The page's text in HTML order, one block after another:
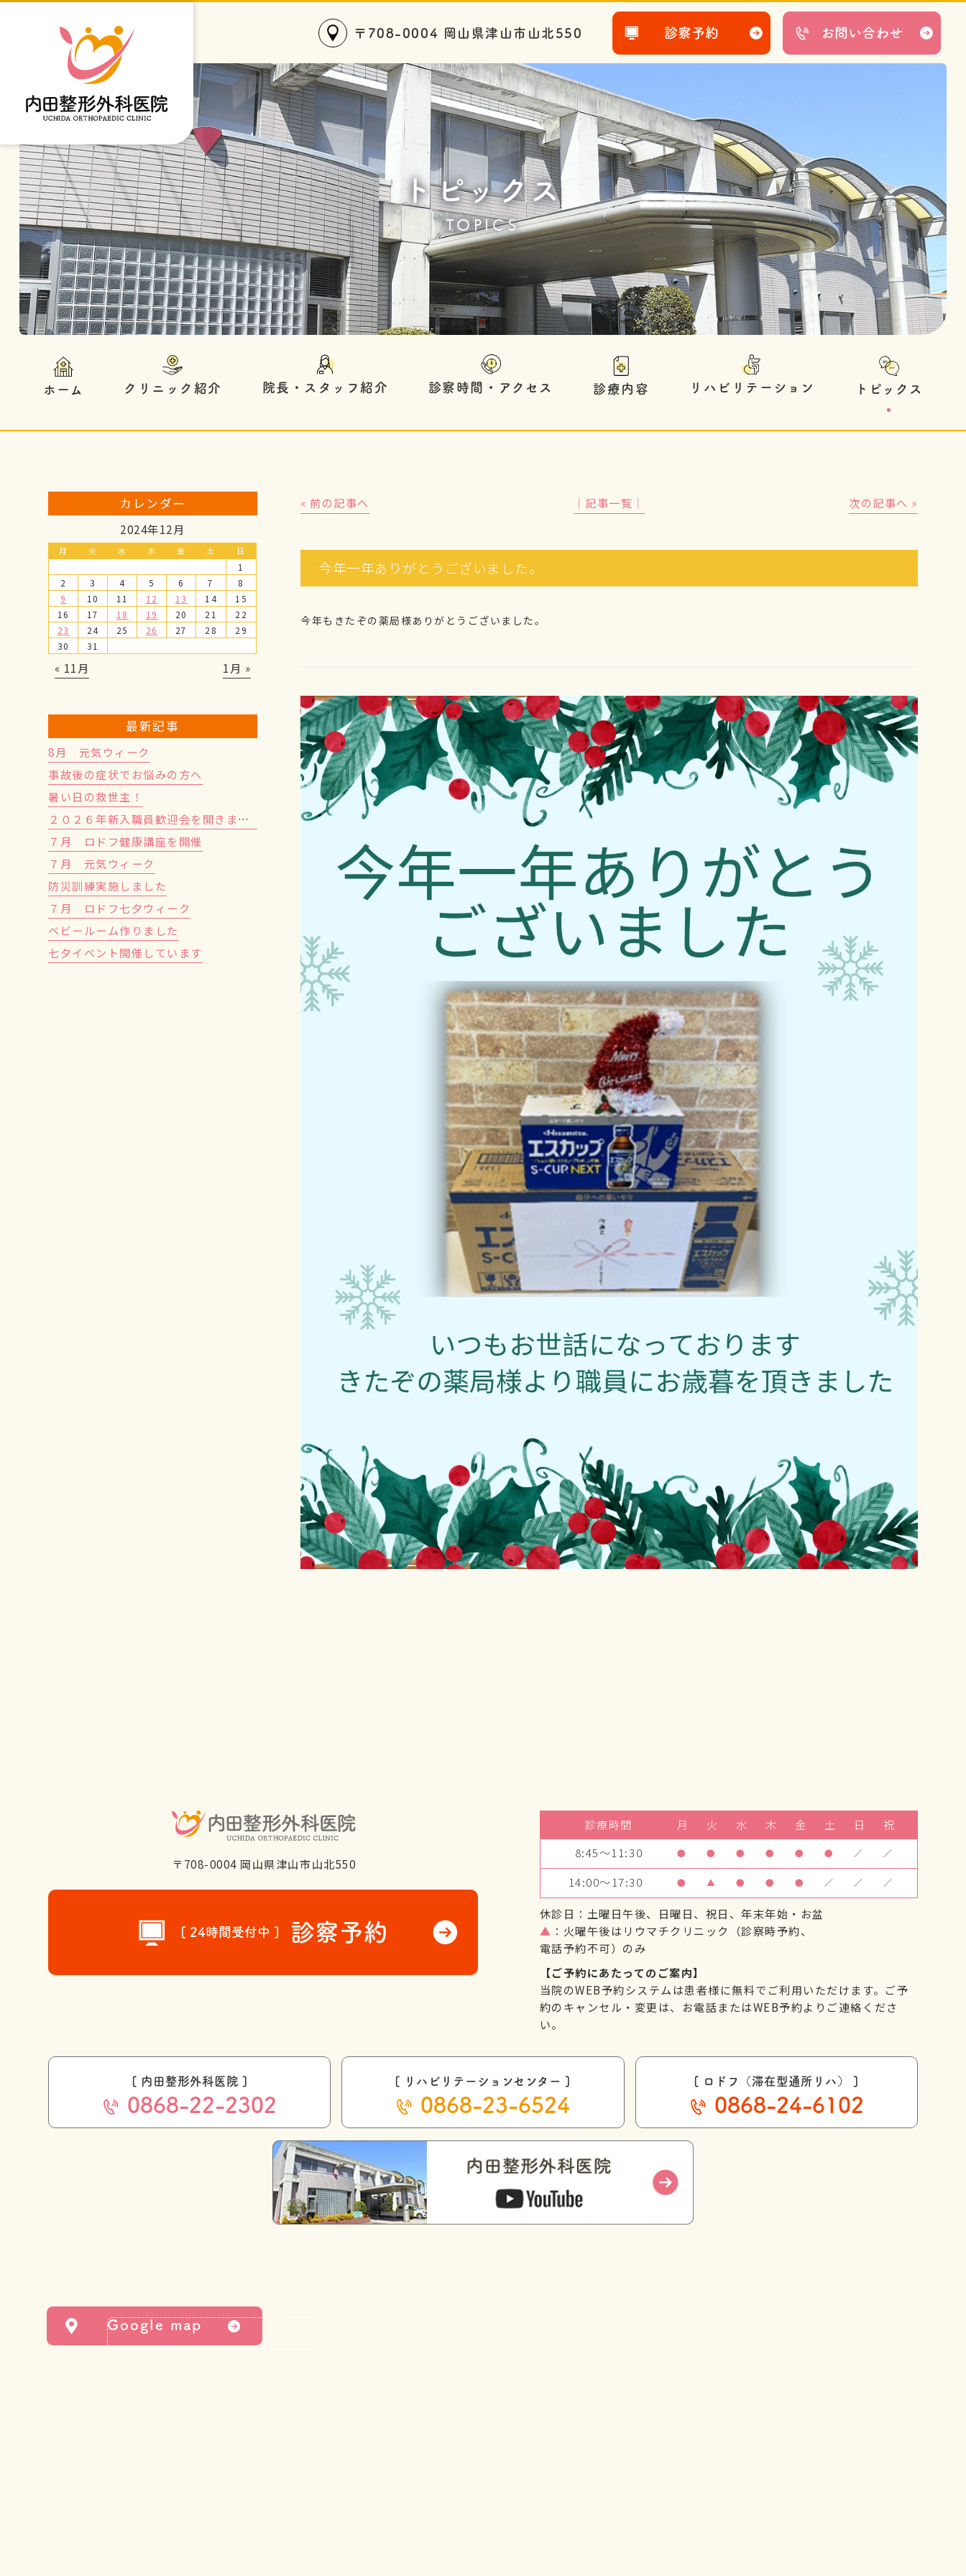
〒708-0004 岡山県津山市山北550 診察予約 お問い合わせ
トピックス
TOPICS
ホーム クリニック紹介 院長・スタッフ紹介 診察時間・アクセス 診療内容 リハビリテーション トピックス
« 前の記事へ │記事一覧│ 次の記事へ »
今年一年ありがとうございました。
今年もきたぞの薬局様ありがとうございました。
カレンダー
2024年12月
月 火 水 木 金 土 日
1
2
3 4 5 6 7
8
9
10 11 12 13 14
15
16
17 18 19 20 21
22
23
24 25 26 27 28
29
30
31
« 11月 1月 »
最新記事
8月 元気ウィーク
事故後の症状でお悩みの方へ
暑い日の救世主！
２０２６年新入職員歓迎会を開きました！
７月 ロドフ健康講座を開催
７月 元気ウィーク
防災訓練実施しました
７月 ロドフ七夕ウィーク
ベビールーム作りました
七夕イベント開催しています
〒708-0004 岡山県津山市山北550
[ 24時間受付中 ] 診察予約
診療時間 月 火 水 木 金 土 日
祝
8:45～11:30
● ● ● ● ● ● ／ ／
14:00～17:30 ● ▲ ● ● ● ／ ／ ／
休診日：土曜日午後、日曜日、祝日、年末年始・お盆
▲ ：火曜午後はリウマチクリニック（診察時予約、
電話予約不可）のみ
【ご予約にあたってのご案内】
当院のWEB予約システムは患者様に無料でご利用いただけます。ご予
約のキャンセル・変更は、お電話またはWEB予約よりご連絡くださ
い。
[ 内田整形外科医院 ]
0868-22-2302
[ リハビリテーションセンター ]
0868-23-6524
[ ロドフ（滞在型通所リハ） ]
0868-24-6102
Google map